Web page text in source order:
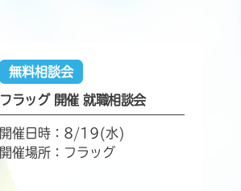
無料相談会
フラッグ 開催 就職相談会
開催日時：8/19(水)
開催場所：フラッグ